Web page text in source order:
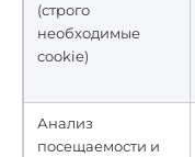
(строго
необходимые
cookie)
Анализ
посещаемости и